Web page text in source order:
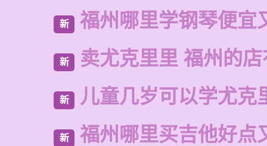
新 福州哪里学钢琴便宜
新 卖尤克里里 福州的
新 儿童几岁可以学尤克
新 福州哪里买吉他好点